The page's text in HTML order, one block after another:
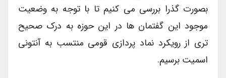
بصورت گذرا بررسی می کنیم تا با توجه به وضعیت
موجود این گفتمان ها در این حوزه به درک صحیح
تری از رویکرد نماد پردازی قومی منتسب به آنتونی
اسمیت برسیم.